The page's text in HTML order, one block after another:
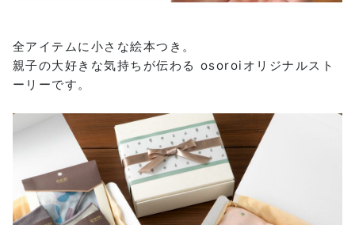
全アイテムに小さな絵本つき。
親子の大好きな気持ちが伝わる osoroiオリジナルスト
ーリーです。